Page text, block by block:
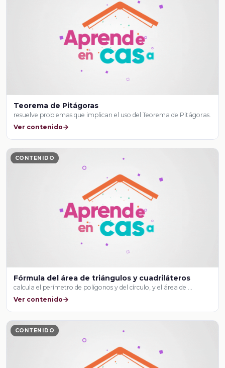
Teorema de Pitágoras
resuelve problemas que implican el uso del Teorema de Pitágoras.
Ver contenido
CONTENIDO
Fórmula del área de triángulos y cuadriláteros
calcula el perímetro de polígonos y del círculo, y el área de …
Ver contenido
CONTENIDO